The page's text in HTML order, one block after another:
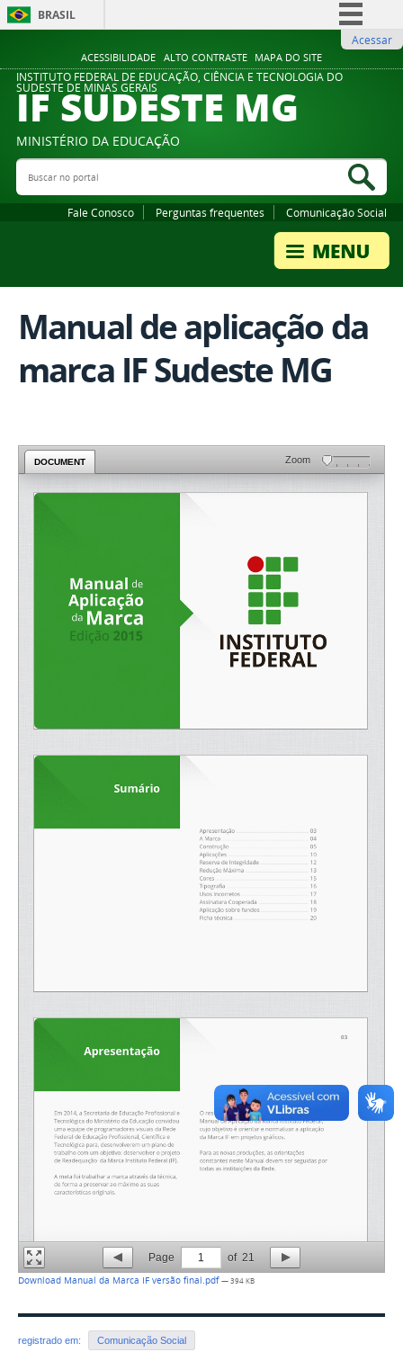
ACESSIBILIDADE ALTO CONTRASTE MAPA DO SITE
BRASIL
Comunica BR
Participe
Legislação
Acessar
INSTITUTO FEDERAL DE EDUCAÇÃO, CIÊNCIA E TECNOLOGIA DO
SUDESTE DE MINAS GERAIS
IF SUDESTE MG
MINISTÉRIO DA EDUCAÇÃO
Buscar no portal
Fale Conosco Perguntas frequentes Comunicação Social
Manual de aplicação da
marca IF Sudeste MG
DOCUMENT Zoom
Page 1 of 21
Download Manual da Marca IF versão final.pdf— 394 KB
registrado em: Comunicação Social